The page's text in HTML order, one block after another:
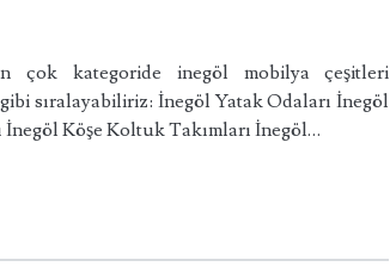
çok kategoride inegöl mobilya çeşitleri
sıralayabiliriz: İnegöl Yatak Odaları İnegöl
Köşe Koltuk Takımları İnegöl…